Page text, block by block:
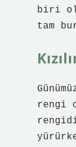
biri
tam
rengi